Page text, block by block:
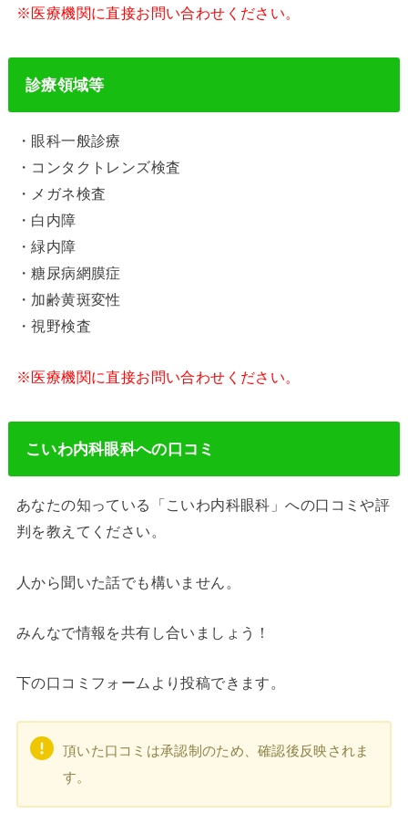
※医療機関に直接お問い合わせください。
診療領域等
・眼科一般診療
・コンタクトレンズ検査
・メガネ検査
・白内障
・緑内障
・糖尿病網膜症
・加齢黄斑変性
・視野検査
※医療機関に直接お問い合わせください。
こいわ内科眼科への口コミ
あなたの知っている「こいわ内科眼科」への口コミや評
判を教えてください。
人から聞いた話でも構いません。
みんなで情報を共有し合いましょう！
下の口コミフォームより投稿できます。
頂いた口コミは承認制のため、確認後反映されま
す。